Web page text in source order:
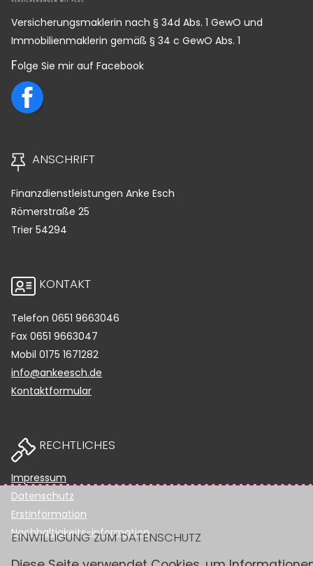
EINWILLIGUNG ZUM DATENSCHUTZ
Versicherungsmaklerin nach § 34d Abs. 1 GewO und
Immobilienmaklerin gemäß § 34 c GewO Abs. 1
Folge Sie mir auf Facebook
ANSCHRIFT
Finanzdienstleistungen Anke Esch
Römerstraße 25
Trier 54294
KONTAKT
Telefon 0651 9663046
Fax 0651 9663047
Mobil 0175 1671282
info@ankeesch.de
Kontaktformular
RECHTLICHES
Impressum
Datenschutz
Erstinformation
Nachhaltigkeits-information